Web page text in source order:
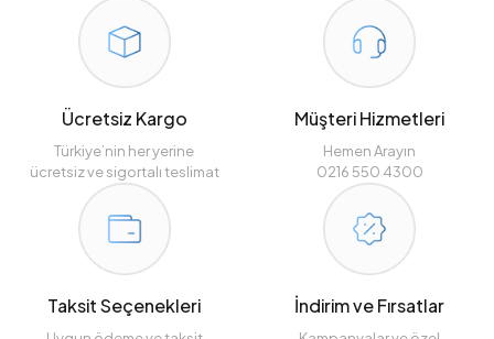
Ücretsiz Kargo
Türkiye’nin her yerine
ücretsiz ve sigortalı teslimat
Müşteri Hizmetleri
Hemen Arayın
0216 550 4300
Taksit Seçenekleri İndirim ve Fırsatlar